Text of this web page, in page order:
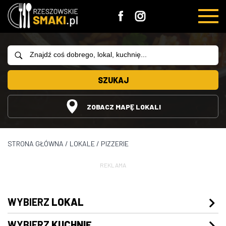
SZUKAJ
ZOBACZ MAPĘ LOKALI
STRONA GŁÓWNA / LOKALE / PIZZERIE
REKLAMA
WYBIERZ LOKAL